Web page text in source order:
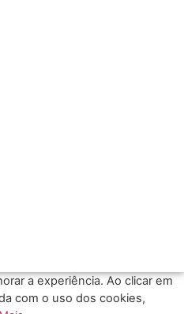
a experiência. Ao clicar em
com o uso dos cookies,